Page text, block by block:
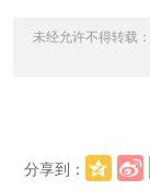
未经允许不得转载：
分享到：